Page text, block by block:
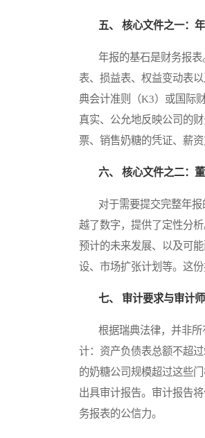
五、 核心文件之一：
年报的基石是财务报表
表、损益表、权益变动表
典会计准则（K3）或国际
真实、公允地反映公司的
票、销售奶糖的凭证、薪资
六、 核心文件之二：
对于需要提交完整年报
越了数字，提供了定性分
预计的未来发展、以及可
设、市场扩张计划等。这
七、 审计要求与审计
根据瑞典法律，并非所
计：资产负债表总额不超
的奶糖公司规模超过这些
出具审计报告。审计报告
务报表的公信力。